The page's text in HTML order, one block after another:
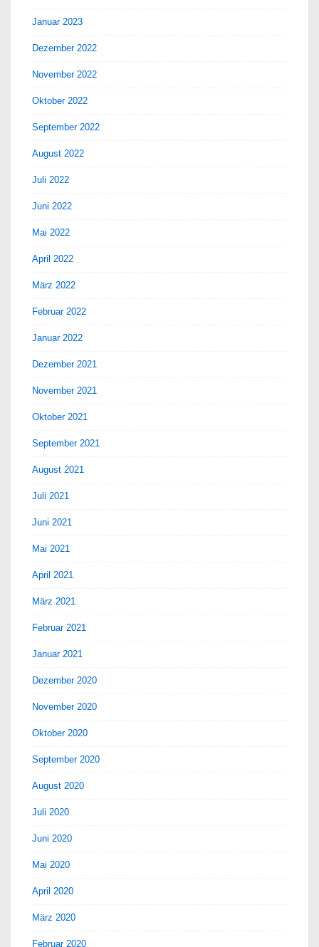
Januar 2023
Dezember 2022
November 2022
Oktober 2022
September 2022
August 2022
Juli 2022
Juni 2022
Mai 2022
April 2022
März 2022
Februar 2022
Januar 2022
Dezember 2021
November 2021
Oktober 2021
September 2021
August 2021
Juli 2021
Juni 2021
Mai 2021
April 2021
März 2021
Februar 2021
Januar 2021
Dezember 2020
November 2020
Oktober 2020
September 2020
August 2020
Juli 2020
Juni 2020
Mai 2020
April 2020
März 2020
Februar 2020